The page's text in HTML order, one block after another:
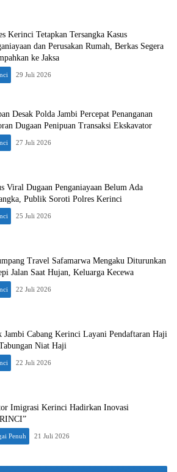
Kerinci Tetapkan Tersangka Kasus
dan Perusakan Rumah, Berkas Segera
ke Jaksa
29 Juli 2026
Desak Polda Jambi Percepat Penanganan
Dugaan Penipuan Transaksi Ekskavator
27 Juli 2026
Viral Dugaan Penganiayaan Belum Ada
Publik Soroti Polres Kerinci
25 Juli 2026
Travel Safamarwa Mengaku Diturunkan
Jalan Saat Hujan, Keluarga Kecewa
22 Juli 2026
Jambi Cabang Kerinci Layani Pendaftaran Haji
Niat Haji
22 Juli 2026
Imigrasi Kerinci Hadirkan Inovasi
Penuh 21 Juli 2026